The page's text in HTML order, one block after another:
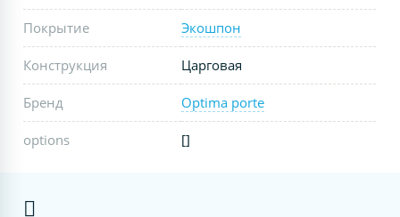
Покрытие Экошпон
Конструкция Царговая
Бренд Optima porte
options []